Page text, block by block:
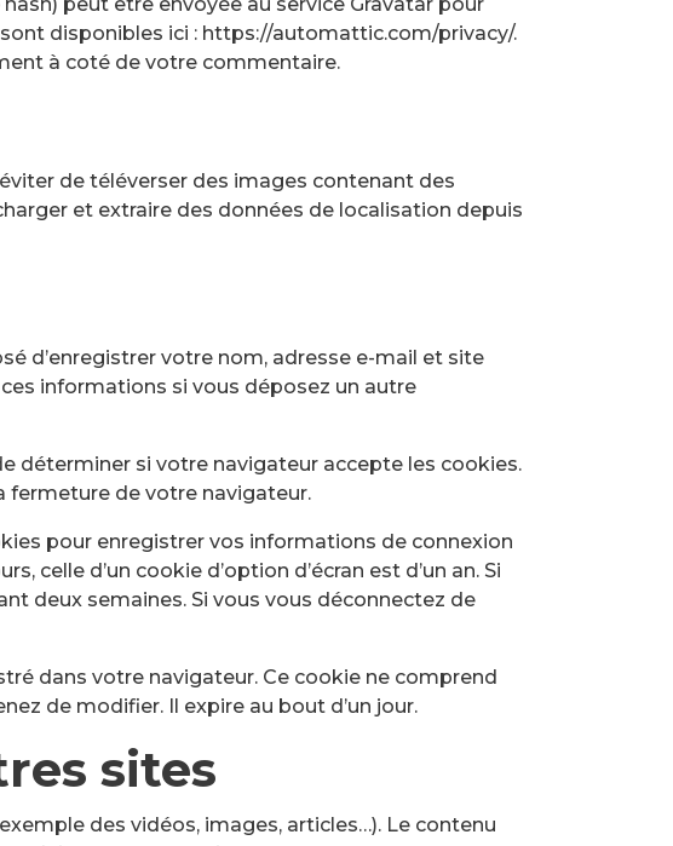
disponibles ici : https://automattic.com/privacy/.
à coté de votre commentaire.
de téléverser des images contenant des
et extraire des données de localisation depuis
d’enregistrer votre nom, adresse e-mail et site
informations si vous déposez un autre
déterminer si votre navigateur accepte les cookies.
fermeture de votre navigateur.
pour enregistrer vos informations de connexion
celle d’un cookie d’option d’écran est d’un an. Si
deux semaines. Si vous vous déconnectez de
dans votre navigateur. Ce cookie ne comprend
de modifier. Il expire au bout d’un jour.
sites
des vidéos, images, articles…). Le contenu